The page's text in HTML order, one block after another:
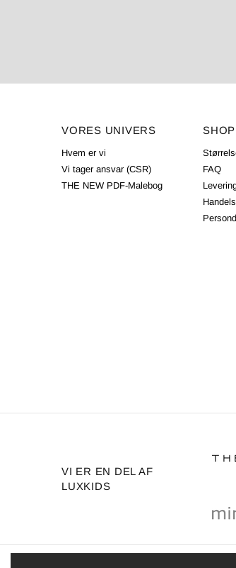
VORES UNIVERS
Hvem er vi
Vi tager ansvar (CSR)
THE NEW PDF-Malebog
FAQ
VI ER EN DEL AF
LUXKIDS